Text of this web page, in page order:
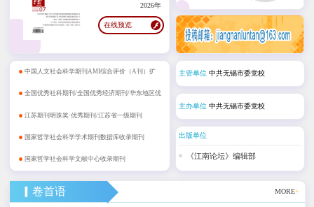
2026年
在线预览
• 中国人文社会科学期刊AMI综合评价（A刊）扩
展期刊
• 全国优秀社科期刊/全国优秀经济期刊/华东地区优
秀期刊
• 江苏期刊明珠奖·优秀期刊/江苏省一级期刊
• 国家哲学社会科学学术期刊数据库收录期刊
• 国家哲学社会科学文献中心收录期刊
主管单位 中共无锡市委党校
主办单位 中共无锡市委党校
出版单位
《江南论坛》编辑部
▎卷首语 MORE+